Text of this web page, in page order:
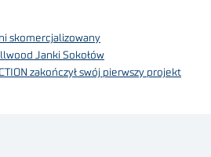
skomercjalizowany
Janki Sokołów
zakończył swój pierwszy projekt